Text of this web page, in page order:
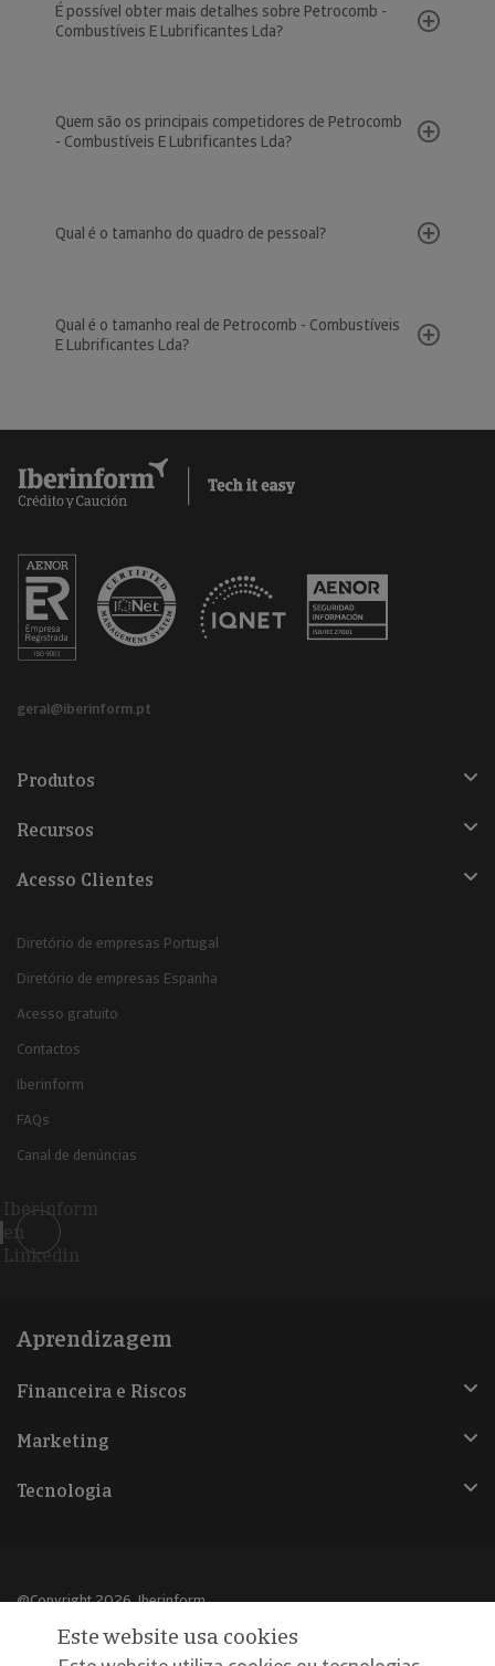
É possível obter mais detalhes sobre Petrocomb -
Combustíveis E Lubrificantes Lda?
Quem são os principais competidores de Petrocomb
- Combustíveis E Lubrificantes Lda?
Qual é o tamanho do quadro de pessoal?
Qual é o tamanho real de Petrocomb - Combustíveis
E Lubrificantes Lda?
geral@iberinform.pt
Produtos
Recursos
Acesso Clientes
Diretório de empresas Portugal
Diretório de empresas Espanha
Acesso gratuito
Contactos
Iberinform
FAQs
Canal de denúncias
Iberinform
en
Linkedin
Aprendizagem
Financeira e Riscos
Marketing
Tecnologia
@Copyright 2026, Iberinform
Este website usa cookies